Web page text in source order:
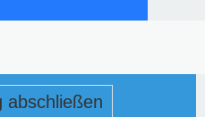
abschließen